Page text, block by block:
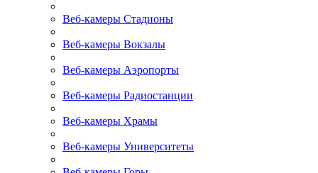
Веб-камеры Стадионы
Веб-камеры Вокзалы
Веб-камеры Аэропорты
Веб-камеры Радиостанции
Веб-камеры Храмы
Веб-камеры Университеты